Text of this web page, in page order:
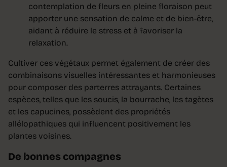
contemplation de fleurs en pleine floraison peut
apporter une sensation de calme et de bien-être,
aidant à réduire le stress et à favoriser la
relaxation.
Cultiver ces végétaux permet également de créer des
combinaisons visuelles intéressantes et harmonieuses
pour composer des parterres attrayants. Certaines
espèces, telles que les soucis, la bourrache, les tagètes
et les capucines, pos­sèdent des propriétés
allélopathiques qui influencent positivement les
plantes voi­sines.
De bonnes compagnes